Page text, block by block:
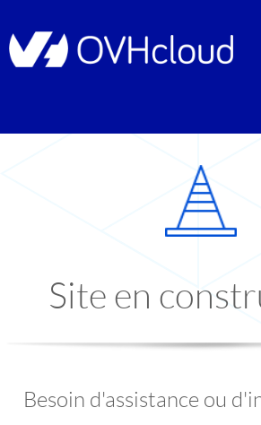
Site en
Besoin d'assistance ou